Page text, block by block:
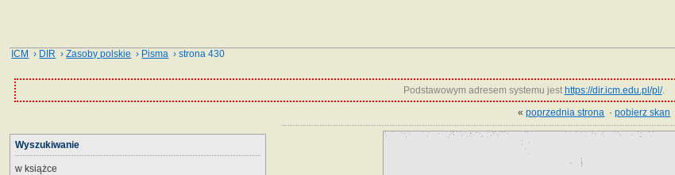
ICM › DIR ›Zasoby polskie › Pisma › strona 430
Podstawowym adresem systemu jest https://dir.icm.edu.pl/pl/.
«poprzednia strona ·pobierz skan
Wyszukiwanie
w książce